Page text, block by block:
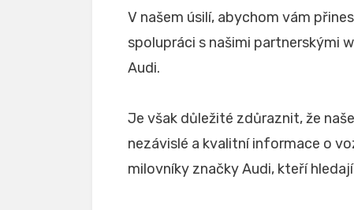
V našem úsilí, abychom vám
spolupráci s našimi partnerskými
Audi.
Je však důležité zdůraznit, že
nezávislé a kvalitní informace o
milovníky značky Audi, kteří